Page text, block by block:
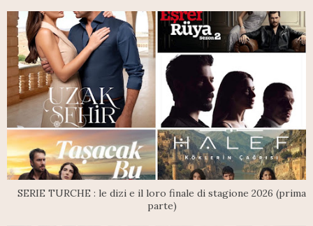
SERIE TURCHE : le dizi e il loro finale di stagione 2026 (prima
parte)